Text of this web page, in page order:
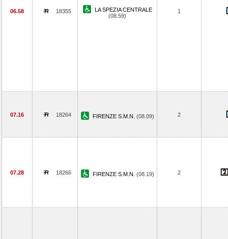
06.58 18355
LA SPEZIA CENTRALE
(08.59)
1
07.16 18264 FIRENZE S.M.N. (08.09) 2
07.28 18266 FIRENZE S.M.N. (08.19) 2